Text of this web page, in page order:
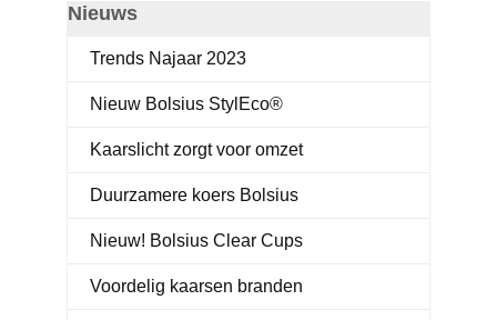
Nieuws
Trends Najaar 2023
Nieuw Bolsius StylEco®
Kaarslicht zorgt voor omzet
Duurzamere koers Bolsius
Nieuw! Bolsius Clear Cups
Voordelig kaarsen branden